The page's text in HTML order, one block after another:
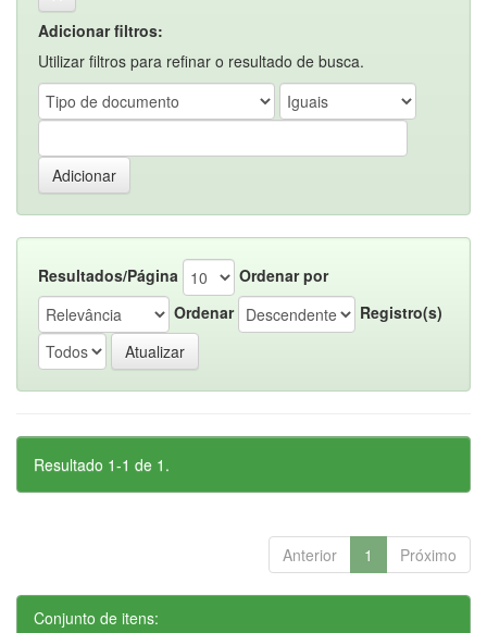
Adicionar filtros:
Utilizar filtros para refinar o resultado de busca.
Resultados/Página
Ordenar por
Ordenar
Registro(s)
Resultado 1-1 de 1.
Anterior 1 Próximo
Conjunto de itens: